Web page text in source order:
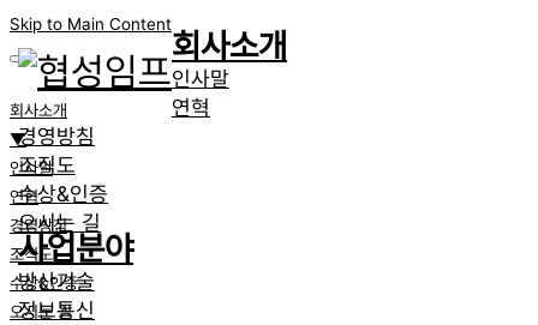
Skip to Main Content
회사소개
▼
인사말
연혁
경영방침
조직도
수상&인증
오시는 길
회사소개
인사말
연혁
경영방침
조직도
수상&인증
오시는 길
사업분야
방산기술
정보통신